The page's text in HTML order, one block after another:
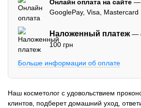
Онлайн оплата на сайте —
GooglePay, Visa, Mastercard
Наложенный платеж—
100 грн
Больше информации об оплате
Наш косметолог с удовольствием
клинтов, подберет домашний уход,